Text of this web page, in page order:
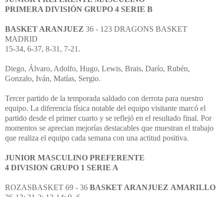
PRIMERA DIVISIÓN GRUPO 4 SERIE B
BASKET ARANJUEZ 36 - 123 DRAGONS BASKET
MADRID
15-34, 6-37, 8-31, 7-21.
Diego, Álvaro, Adolfo, Hugo, Lewis, Brais, Darío, Rubén,
Gonzalo, Iván, Matías, Sergio.
Tercer partido de la temporada saldado con derrota para nuestro
equipo. La diferencia física notable del equipo visitante marcó el
partido desde el primer cuarto y se reflejó en el resultado final. Por
momentos se aprecian mejorías destacables que muestran el trabajo
que realiza el equipo cada semana con una actitud positiva.
JUNIOR MASCULINO PREFERENTE
4 DIVISION GRUPO 1 SERIE A
ROZASBASKET 69 - 36 BASKET ARANJUEZ AMARILLO